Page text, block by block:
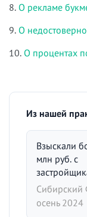
8. О рекламе
9. О
10. О процентах
Из нашей
Взыскали
млн руб. с
Сибирский
осень 2024